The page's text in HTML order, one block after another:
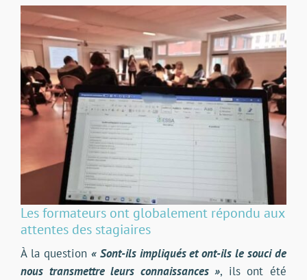
Les formateurs ont globalement répondu aux
attentes des stagiaires
À la question « Sont-ils impliqués et ont-ils le souci de
nous transmettre leurs connaissances », ils ont été